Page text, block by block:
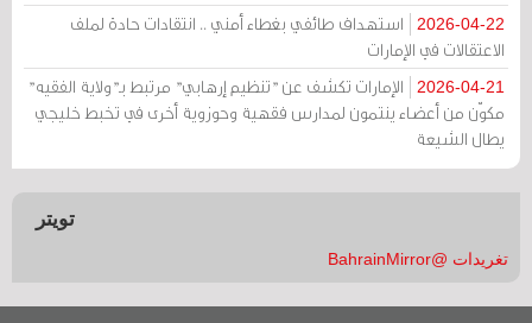
2026-04-22
استهداف طائفي بغطاء أمني .. انتقادات حادة لملف
الاعتقالات في الإمارات
2026-04-21
الإمارات تكشف عن "تنظيم إرهابي" مرتبط بـ"ولاية الفقيه"
مكوّن من أعضاء ينتمون لمدارس فقهية وحوزوية أخرى في تخبط خليجي
يطال الشيعة
تويتر
تغريدات @BahrainMirror